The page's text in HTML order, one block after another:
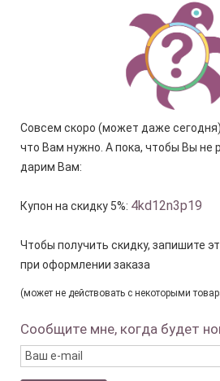
Совсем скоро (может даже
что Вам нужно. А пока, чтобы Вы не
дарим Вам:
Купон на скидку 5%: 4kd12n3p19
Чтобы получить скидку, запишите
при оформлении заказа
(может не действовать с некоторыми
Сообщите мне, когда будет